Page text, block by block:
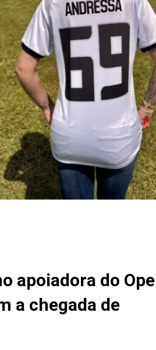
apoiadora do
a chegada de